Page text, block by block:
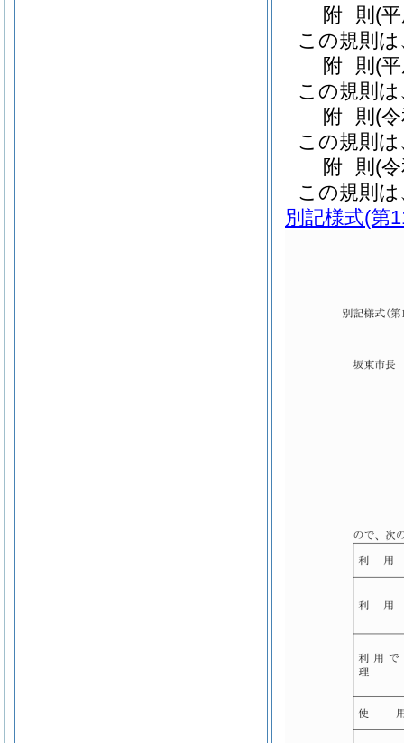
附 則 (
この規則
附 則 (
この規則
附 則 (
この規則
附 則 (
この規則
別記様式(第